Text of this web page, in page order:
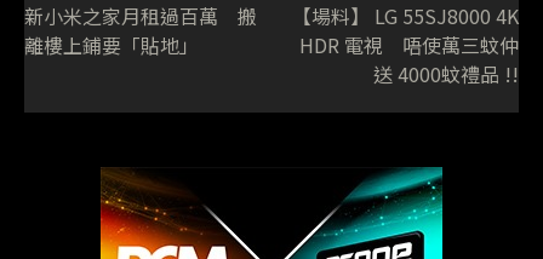
新小米之家月租過百萬 搬
離樓上鋪要「貼地」
【場料】 LG 55SJ8000 4K
HDR 電視 唔使萬三蚊仲
送 4000蚊禮品 !!